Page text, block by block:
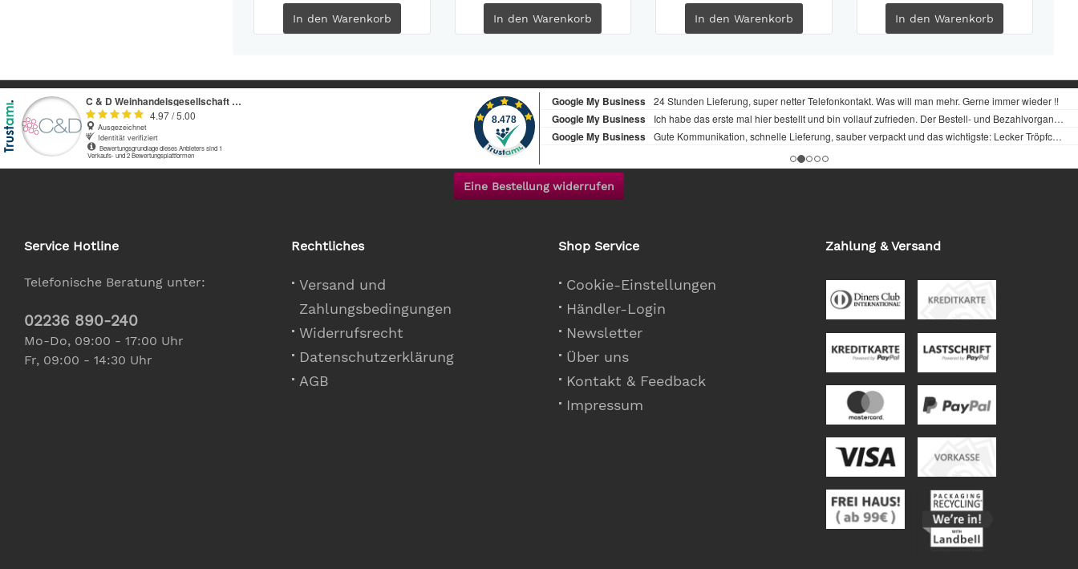
In den Warenkorb In den Warenkorb In den Warenkorb In den Warenkorb
Eine Bestellung widerrufen
Service Hotline
Telefonische Beratung unter:
02236 890-240
Mo-Do, 09:00 - 17:00 Uhr
Fr, 09:00 - 14:30 Uhr
Rechtliches
Versand und
Zahlungsbedingungen
Widerrufsrecht
Datenschutzerklärung
AGB
Shop Service
Cookie-Einstellungen
Händler-Login
Newsletter
Über uns
Kontakt & Feedback
Impressum
Zahlung & Versand